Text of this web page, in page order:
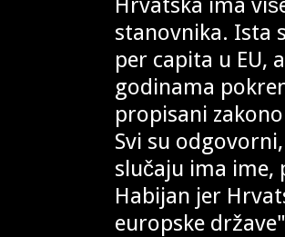
stanovnika. Ista
per capita u EU,
godinama
propisani
Svi su
slučaju ima ime,
Habijan jer
europske